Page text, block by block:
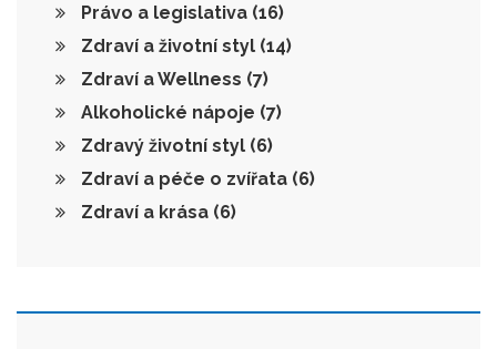
Právo a legislativa (16)
Zdraví a životní styl (14)
Zdraví a Wellness (7)
Alkoholické nápoje (7)
Zdravý životní styl (6)
Zdraví a péče o zvířata (6)
Zdraví a krása (6)